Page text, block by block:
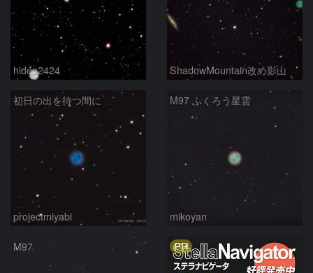
hideo2424 ShadowMountain改め影山
初日の出を待つ間に
projectmiyabi
M97 ふくろう星雲
mikoyan
M97 PR